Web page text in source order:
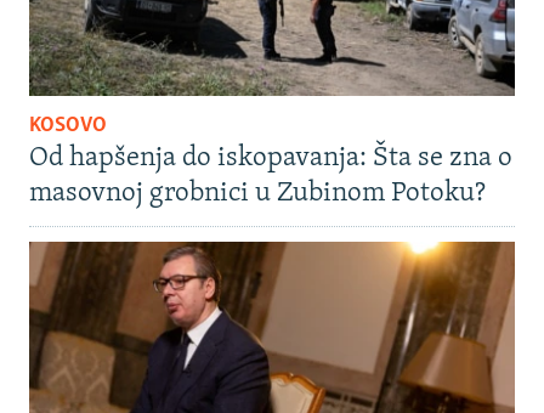
KOSOVO
Od hapšenja do iskopavanja: Šta se zna o
masovnoj grobnici u Zubinom Potoku?